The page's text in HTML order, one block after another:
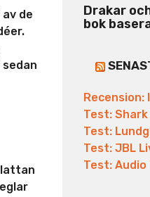
de
Drakar
bok
Recension:
Test: Shark
Test:
Test: JBL
Test: Audio